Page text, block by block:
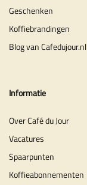
Geschenken
Koffiebrandingen
Blog van Cafedujour.nl
Informatie
Over Café du Jour
Vacatures
Spaarpunten
Koffieabonnementen